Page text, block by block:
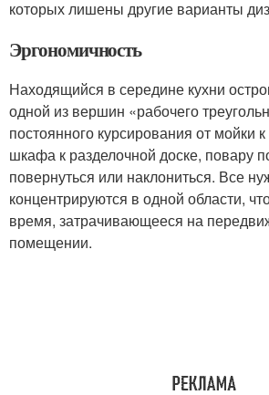
которых лишены другие варианты
Эргономичность
Находящийся в середине кухни
одной из вершин «рабочего
постоянного курсирования от мойки
шкафа к разделочной доске, повару
повернуться или наклониться. Все
концентрируются в одной области,
время, затрачивающееся на
помещении.